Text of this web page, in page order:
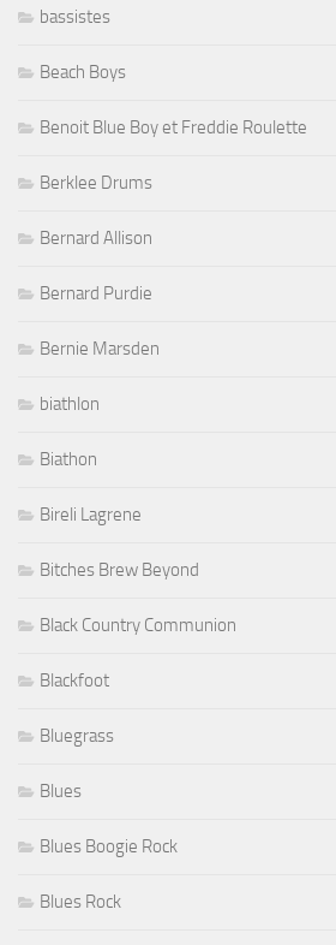
bassistes
Beach Boys
Benoit Blue Boy et Freddie Roulette
Berklee Drums
Bernard Allison
Bernard Purdie
Bernie Marsden
biathlon
Biathon
Bireli Lagrene
Bitches Brew Beyond
Black Country Communion
Blackfoot
Bluegrass
Blues
Blues Boogie Rock
Blues Rock